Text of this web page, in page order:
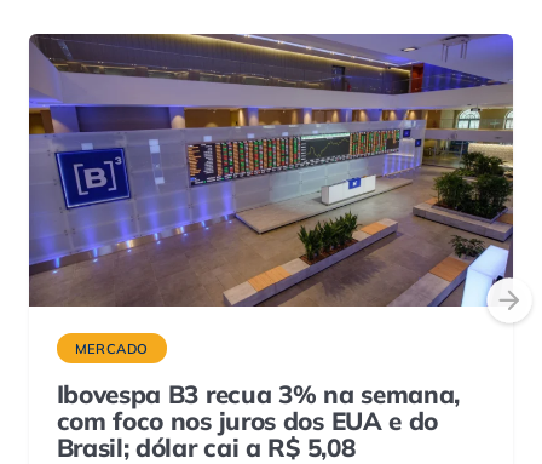
MERCADO
Ibovespa B3 recua 3% na semana,
com foco nos juros dos EUA e do
Brasil; dólar cai a R$ 5,08